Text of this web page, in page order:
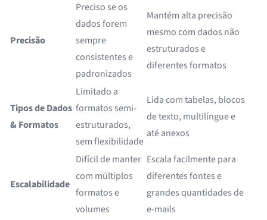
Precisão
Preciso se os
dados forem
sempre
consistentes e
padronizados
Mantém alta precisão
mesmo com dados não
estruturados e
diferentes formatos
Tipos de Dados
& Formatos
Limitado a
formatos semi-
estruturados,
sem flexibilidade
Lida com tabelas, blocos
de texto, multilíngue e
até anexos
Escalabilidade
Difícil de manter
com múltiplos
formatos e
volumes
Escala facilmente para
diferentes fontes e
grandes quantidades de
e-mails